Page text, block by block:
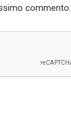
commento.